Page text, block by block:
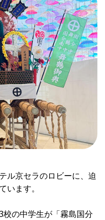
ル京セラのロビーに、迫
います。
の中学生が「霧島国分